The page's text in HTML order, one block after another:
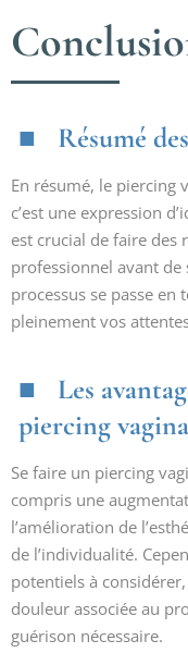
Résumé
En résumé, le piercing
c’est une expression
est crucial de faire des
professionnel avant de
processus se passe
pleinement vos
Les
piercing
Se faire un piercing
compris une
l’amélioration de
de l’individualité.
potentiels à
douleur associée au
guérison nécessaire.